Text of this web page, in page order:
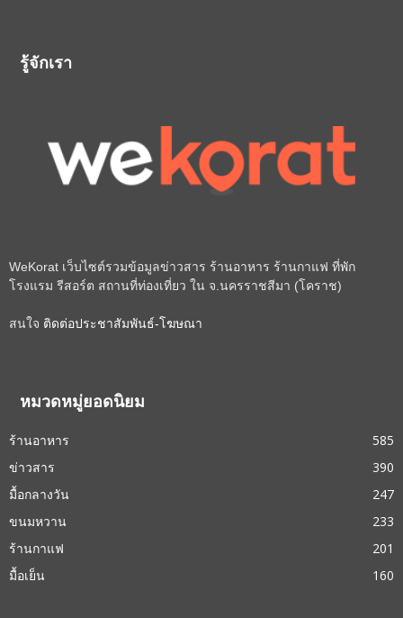
รู้จักเรา
WeKorat เว็บไซต์รวมข้อมูลข่าวสาร ร้านอาหาร ร้านกาแฟ ที่พัก
โรงแรม รีสอร์ต สถานที่ท่องเที่ยว ใน จ.นครราชสีมา (โคราช)
สนใจ ติดต่อประชาสัมพันธ์-โฆษณา
หมวดหมู่ยอดนิยม
ร้านอาหาร
585
ข่าวสาร
390
มื้อกลางวัน
247
ขนมหวาน
233
ร้านกาแฟ
201
มื้อเย็น
160